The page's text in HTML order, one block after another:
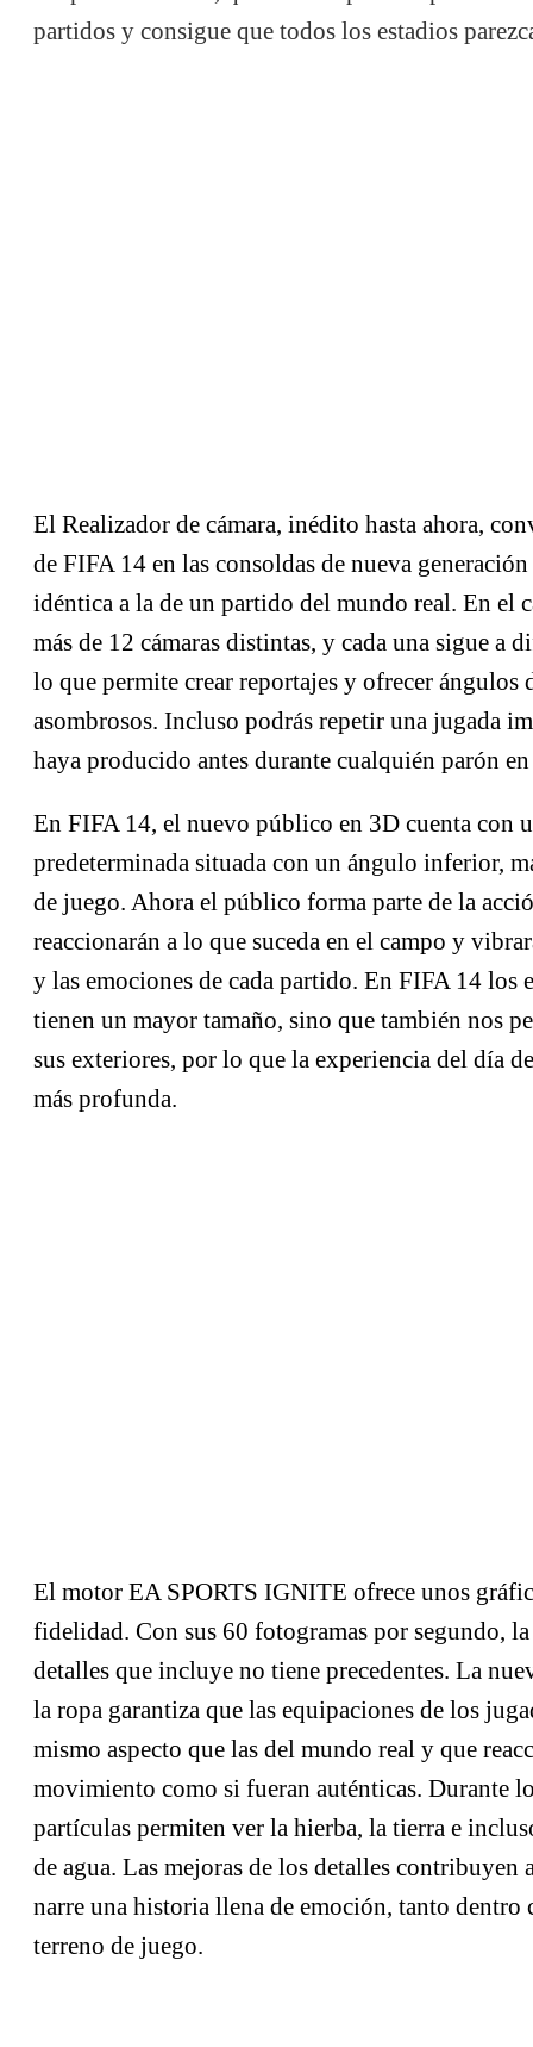
partidos y consigue que todos los estadios
El Realizador de cámara, inédito hasta ahora,
de FIFA 14 en las consoldas de nueva
idéntica a la de un partido del mundo real. En el
más de 12 cámaras distintas, y cada una sigue a
lo que permite crear reportajes y ofrecer ángulos
asombrosos. Incluso podrás repetir una jugada
haya producido antes durante cualquién parón
En FIFA 14, el nuevo público en 3D cuenta con
predeterminada situada con un ángulo inferior,
de juego. Ahora el público forma parte de la
reaccionarán a lo que suceda en el campo y
y las emociones de cada partido. En FIFA 14 los
tienen un mayor tamaño, sino que también nos
sus exteriores, por lo que la experiencia del día
más profunda.
El motor EA SPORTS IGNITE ofrece unos
fidelidad. Con sus 60 fotogramas por segundo,
detalles que incluye no tiene precedentes. La
la ropa garantiza que las equipaciones de los
mismo aspecto que las del mundo real y que
movimiento como si fueran auténticas. Durante
partículas permiten ver la hierba, la tierra e
de agua. Las mejoras de los detalles contribuyen
narre una historia llena de emoción, tanto dentro
terreno de juego.